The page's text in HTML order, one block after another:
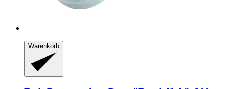
Warenkorb